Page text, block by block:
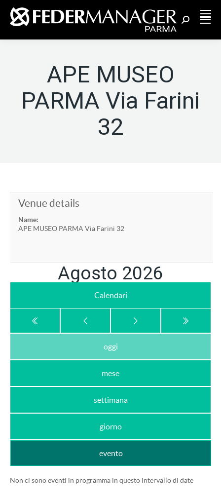
Cerca:
APE MUSEO
PARMA Via Farini
32
Venue details
Name:
APE MUSEO PARMA Via Farini 32
Agosto 2026
Calendari
oggi
mese
settimana
giorno
evento
Non ci sono eventi in programma in questo intervallo di date